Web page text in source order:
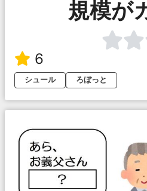
規模が
6
シュール
ろぼっと